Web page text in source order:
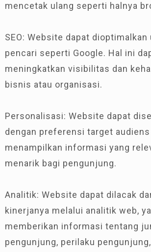
mencetak ulang seperti halnya
SEO: Website dapat
pencari seperti Google. Hal ini
meningkatkan visibilitas dan
bisnis atau organisasi.
Personalisasi: Website dapat
dengan preferensi target audiens
menampilkan informasi yang
menarik bagi pengunjung.
Analitik: Website dapat dilacak
kinerjanya melalui analitik web,
memberikan informasi tentang
pengunjung, perilaku